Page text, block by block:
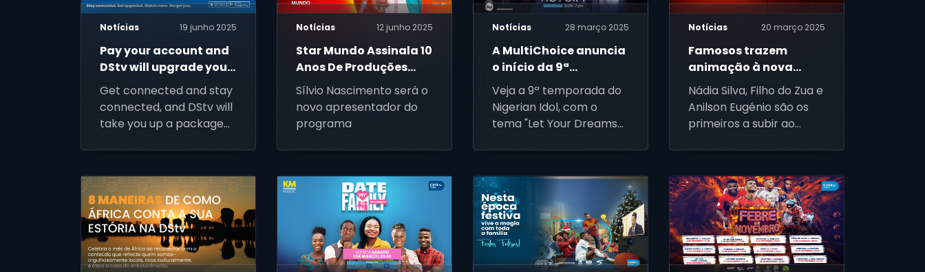
Notícias 19 junho 2025
Pay your account and
DStv will upgrade you
– because We Got You
Get connected and stay
connected, and DStv will
take you up a package
Notícias 12 junho 2025
Star Mundo Assinala 10
Anos De Produções
Nacionais
Sílvio Nascimento será o
novo apresentador do
programa
Notícias 28 março 2025
A MultiChoice anuncia
o início da 9ª
temporada do
Nigerian Idol
Veja a 9ª temporada do
Nigerian Idol, com o
tema "Let Your Dreams
no canal 198 da DStv
Notícias 20 março 2025
Famosos trazem
animação à nova
temporada de "TROPA
D’OS TUNEZA VIP"
Nádia Silva, Filho do Zua e
Anilson Eugénio são os
primeiros a subir ao